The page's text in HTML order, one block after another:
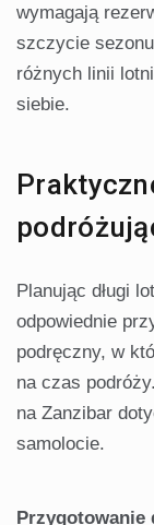
wymagają
szczycie
różnych linii
siebie.
Planując długi
odpowiednie
podręczny, w
na czas
na Zanzibar
samolocie.
Przygotowanie